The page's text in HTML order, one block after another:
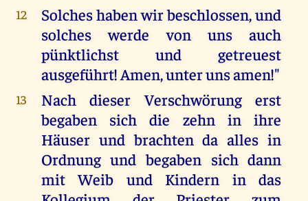
12
Solches haben wir beschlossen, und
solches werde von uns auch
pünktlichst und getreuest
ausgeführt! Amen, unter uns amen!"
13
Nach dieser Verschwörung erst
begaben sich die zehn in ihre
Häuser und brachten da alles in
Ordnung und begaben sich dann
mit Weib und Kindern in das